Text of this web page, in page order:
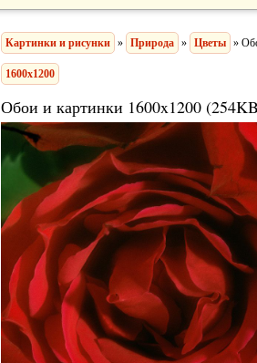
Картинки и рисунки » Природа » Цветы »
1600x1200
Обои и картинки 1600x1200